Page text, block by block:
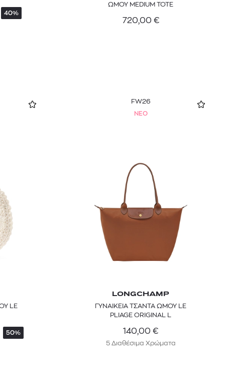
40%
ΩΜΟΥ MEDIUM TOTE
720,00 €
LE
50%
FW26
NEO
LONGCHAMP
ΓΥΝΑΙΚΕΙΑ ΤΣΑΝΤΑ ΩΜΟΥ LE
PLIAGE ORIGINAL L
140,00 €
5 Διαθέσιμα Χρώματα